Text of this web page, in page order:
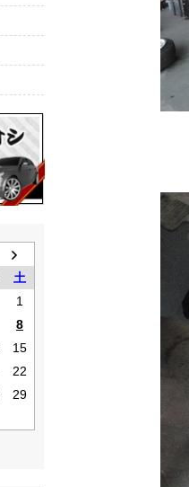
土
1
8
15
22
29